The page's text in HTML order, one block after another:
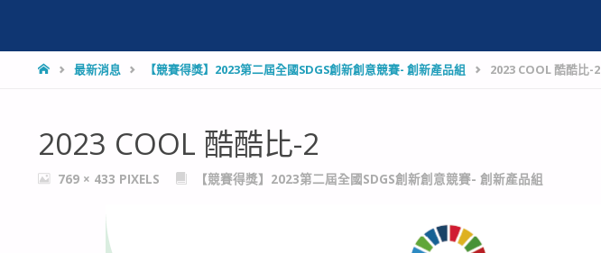
HOME最新消息 【競賽得獎】2023第二屆全國SDGS創新創意競賽- 創新產品組 2023 COOL 酷酷比-2
2023 COOL 酷酷比-2
FULL769 × 433 PIXELS 【競賽得獎】2023第二屆全國SDGS創新創意競賽- 創新產品組